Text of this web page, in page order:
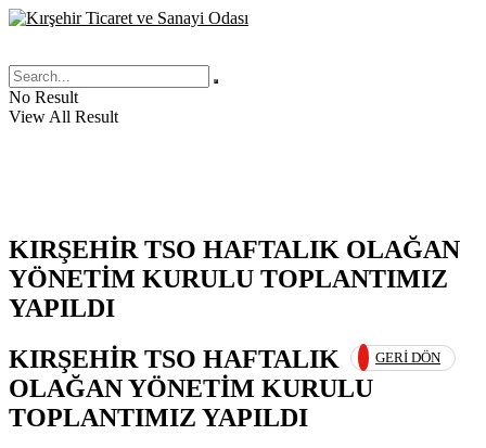
No Result
View All Result
KIRŞEHİR TSO HAFTALIK OLAĞAN
YÖNETİM KURULU TOPLANTIMIZ
YAPILDI
GERI DÖN
KIRŞEHİR TSO HAFTALIK
OLAĞAN YÖNETİM KURULU
TOPLANTIMIZ YAPILDI